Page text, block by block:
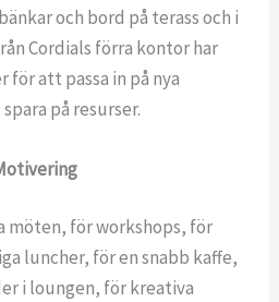
och bord på terass och i
Cordials förra kontor har
för att passa in på nya
på resurser.
möten, för workshops, för
luncher, för en snabb kaffe,
i loungen, för kreativa